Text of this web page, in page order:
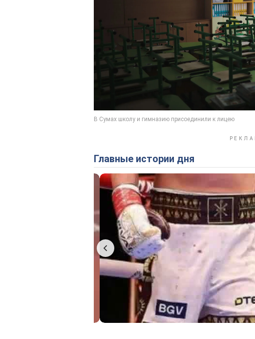
Главные истории дня